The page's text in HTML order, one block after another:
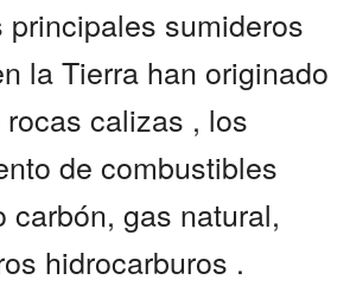
principales sumideros
la Tierra han originado
calizas , los
de combustibles
carbón, gas natural,
hidrocarburos .